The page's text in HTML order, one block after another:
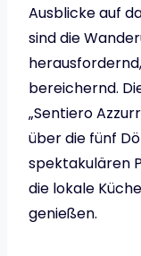
Ausblicke auf
sind die
bereichernd.
„Sentiero
über die fünf
spektakulären
die lokale
genießen.